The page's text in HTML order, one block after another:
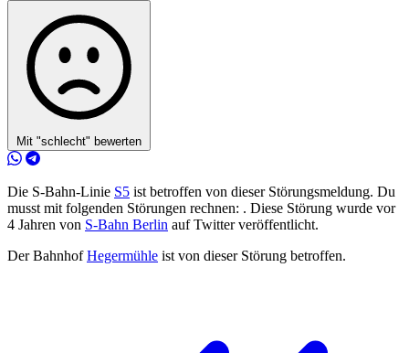
Mit "schlecht" bewerten
Die S-Bahn-Linie S5 ist betroffen von dieser Störungsmeldung. Du
musst mit folgenden Störungen rechnen: . Diese Störung wurde vor
4 Jahren von S-Bahn Berlin auf Twitter veröffentlicht.
Der BahnhofHegermühle ist von dieser Störung betroffen.